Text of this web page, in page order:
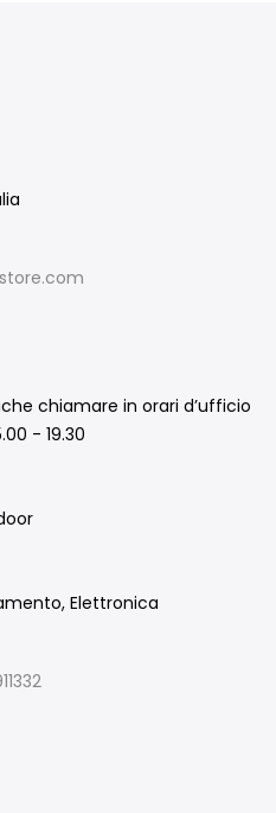
chiamare in orari d’ufficio
- 19.30
Elettronica